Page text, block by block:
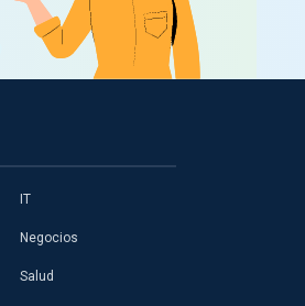
IT
Negocios
Salud